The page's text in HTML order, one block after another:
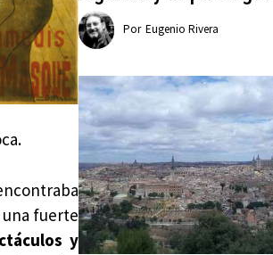
una fuerte
y
Por Eugenio Rivera